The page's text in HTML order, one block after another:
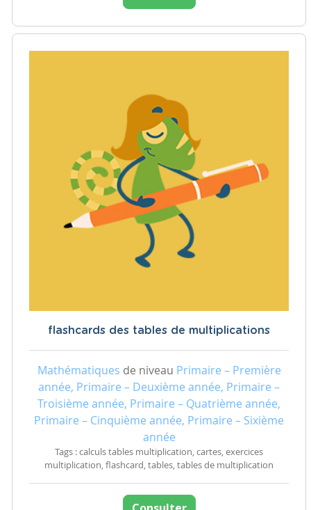
flashcards des tables de multiplications
Mathématiques de niveau Primaire – Première
année, Primaire – Deuxième année, Primaire –
Troisième année, Primaire – Quatrième année,
Primaire – Cinquième année, Primaire – Sixième
année
Tags : calculs tables multiplication, cartes, exercices
multiplication, flashcard, tables, tables de multiplication